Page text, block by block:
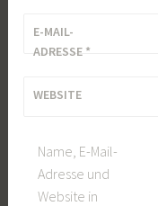
E-MAIL-
ADRESSE *
WEBSITE
Name, E-Mail-
Adresse und
Website in